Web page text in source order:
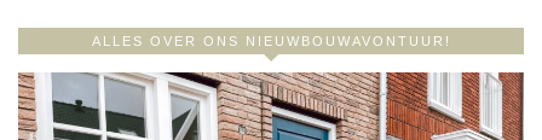
ALLES OVER ONS NIEUWBOUWAVONTUUR!